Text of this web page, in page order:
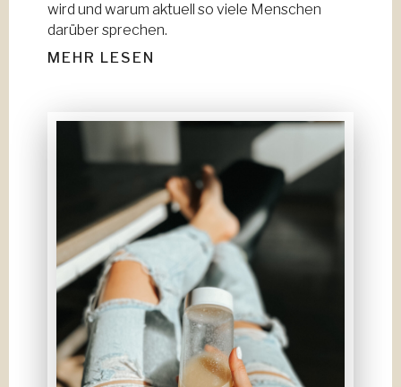
wird und warum aktuell so viele Menschen
darüber sprechen.
MEHR LESEN